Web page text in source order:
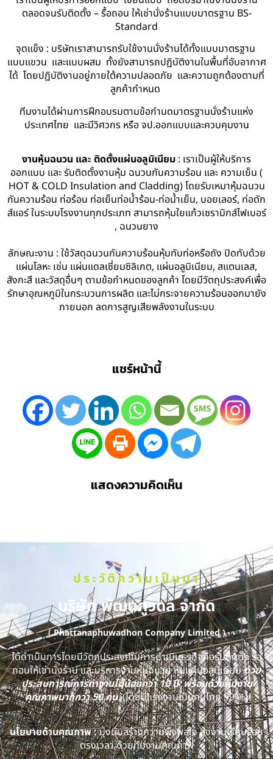
ตลอดจนรับติดตั้ง – รื้อถอน ให้เช่านั่งร้านแบบมาตรฐาน BS-
Standard
จุดแข็ง : บริษัทเราสามารถรับใช้งานนั่งร้านได้ทั้งแบบมาตรฐาน
แบบแขวน และแบบผสม ทั้งยังสามารถปฏิบัติงานในพื้นที่อับอากาศ
ได้ โดยปฏิบัติงานอยู่ภายใต้ความปลอดภัย และความถูกต้องตามที่
ลูกค้ากำหนด
ทีมงานได้ผ่านการฝึกอบรมตามข้อกำนดมาตรฐานนั่งร้านแห่ง
ประเทศไทย และมีวิศวกร หรือ จป.ออกแบบและควบคุมงาน
งานหุ้มฉนวน และ ติดตั้งแผ่นอลูมิเนียม : เราเป็นผู้ให้บริการ
ออกแบบ และ รับติดตั้งงานหุ้ม ฉนวนกันความร้อน และ ความเย็น (
HOT & COLD Insulation and Cladding) โดยรับเหมาหุ้มฉนวน
กันความร้อน ท่อร้อน ท่อเย็นท่อน้ำร้อน-ท่อน้ำเย็น, บอยเลอร์, ท่อดัก
ส์แอร์ ในระบบโรงงานทุกประเภท สามารถหุ้มใยแก้วเซรามิกส์ไฟเบอร์
, ฉนวนยาง
ลักษณะงาน : ใช้วัสดุฉนวนกันความร้อนหุ้มทับท่อหรือถัง ปิดทับด้วย
แผ่นโลหะ เช่น แผ่นแดลเซี่ยมซิลิเกต, แผ่นอลูมิเนียม, สแตนเลส,
สังกะสี และวัสดุอื่นๆ ตามข้อกำหนดของลูกค้า โดยมีวัตถุประสงค์เพื่อ
รักษาอุณหภูมิในกระบวนการผลิต และไม่กระจายความร้อนออกมายัง
ภายนอก ลดการสูญเสียพลังงานในระบบ
แชร์หน้านี้
แสดงความคิดเห็น
ประวัติความเป็นมา
บริษัท พัฒนภูวดล จำกัด
( Phattanaphuwadhon Company Limited )
ได้ดำเนินการโดยมีวัตถุประสงค์ในการดำเนินธุรกิจคือรับติดตั้ง รื้อ
ถอนให้เช่านั่งร้าน และบริการงานหุ้มฉนวน หุ้มแผ่นอลูมิเนียมด้วย
ประสบการณ์การทำงานไม่น้อยกว่า 10 ปี พร้อมด้วยทีมงาน
คุณภาพมากกว่า 50 คน(โดยมีแรงงานเป็นคนไทย 99 %)
นโยบายด้านคุณภาพ :มุ่งมั่นสร้างความพึงพอใจ ส่งงานเรียบร้อย
ตรงเวลา ด้วยทีมงานคุณภาพ